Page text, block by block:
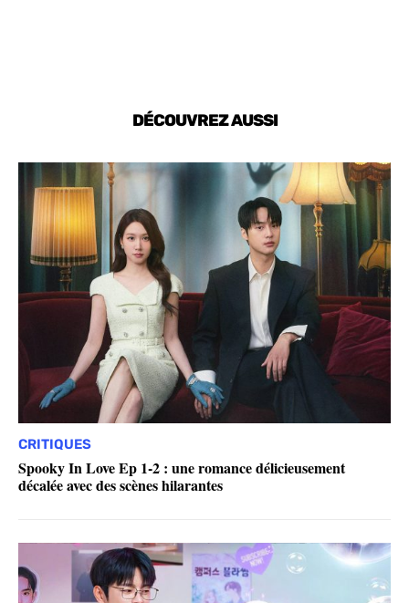
DÉCOUVREZ AUSSI
CRITIQUES
Spooky In Love Ep 1-2 : une romance délicieusement
décalée avec des scènes hilarantes